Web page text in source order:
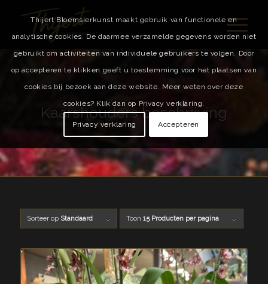
Kaarshouders beschrijving
Sorteer op Standaard Toon 15 Producten per pagina
Thijert Bloemsierkunst maakt gebruik van functionele en
analytische cookies. De daarmee verzamelde gegevens worden niet
gebruikt om activiteiten van individuele gebruikers te volgen. Door
op accepteren te klikken geeft u toestemming voor het plaatsen van
cookies bij bezoek aan deze website. Meer weten over deze
cookies? Klik dan op Privacy verklaring.
Privacy verklaring Accepteren